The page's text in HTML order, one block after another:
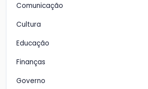
Comunicação
Cultura
Educação
Finanças
Governo